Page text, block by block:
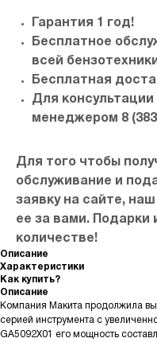
Гарантия 1 год!
Бесплатное
всей
Бесплатная
Для
менеджером 8
Для того чтобы
обслуживание и
заявку на сайте,
ее за вами. Подарки
количестве!
Описание
Характеристики
Как купить?
Описание
Компания Макита продолжила
серией инструмента с
GA5092X01 его мощность